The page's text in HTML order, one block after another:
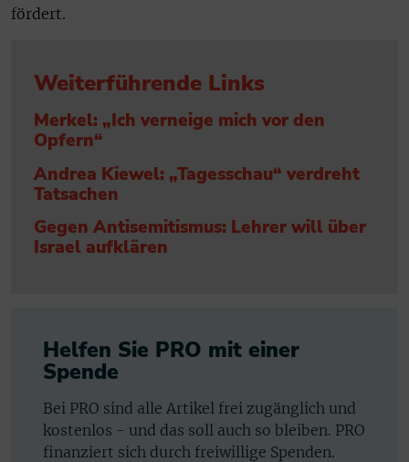
fördert.
Weiterführende Links
Merkel: „Ich verneige mich vor den
Opfern“
Andrea Kiewel: „Tagesschau“ verdreht
Tatsachen
Gegen Antisemitismus: Lehrer will über
Israel aufklären
Helfen Sie PRO mit einer
Spende
Bei PRO sind alle Artikel frei zugänglich und
kostenlos - und das soll auch so bleiben. PRO
finanziert sich durch freiwillige Spenden.